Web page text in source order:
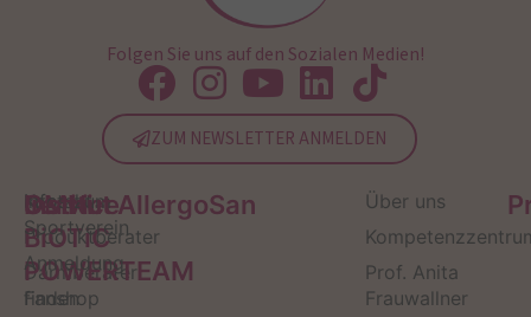
Folgen Sie uns auf den Sozialen Medien!
ZUM NEWSLETTER ANMELDEN
Service
Kontakt
Produktberater
Darmberater
finden
OMNi-
BiOTiC
POWERTEAM
Infos zum
Sportverein
Anmeldung
Fanshop
Institut AllergoSan
Über uns
Prof. Anita
Frauwallner